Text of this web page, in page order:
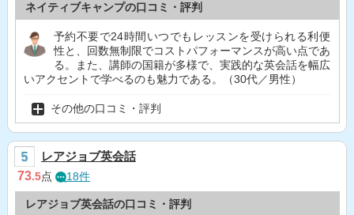
ネイティブキャンプの口コミ・評判
予約不要で24時間いつでもレッスンを受けられる利便
性と、回数無制限でコストパフォーマンスが高い点であ
る。また、講師の国籍が多様で、実践的な英会話を幅広
いアクセントで学べるのも魅力である。（30代／男性）
その他の口コミ・評判
レアジョブ英会話
73.5点 18件
レアジョブ英会話の口コミ・評判